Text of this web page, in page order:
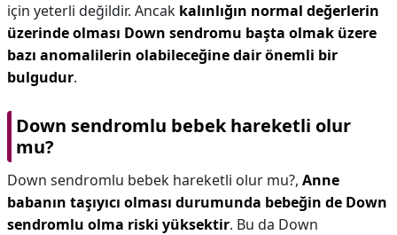
için yeterli değildir. Ancak kalınlığın normal değerlerin
üzerinde olması Down sendromu başta olmak üzere
bazı anomalilerin olabileceğine dair önemli bir
bulgudur.
Down sendromlu bebek hareketli olur
mu?
Down sendromlu bebek hareketli olur mu?, Anne
babanın taşıyıcı olması durumunda bebeğin de Down
sendromlu olma riski yüksektir. Bu da Down